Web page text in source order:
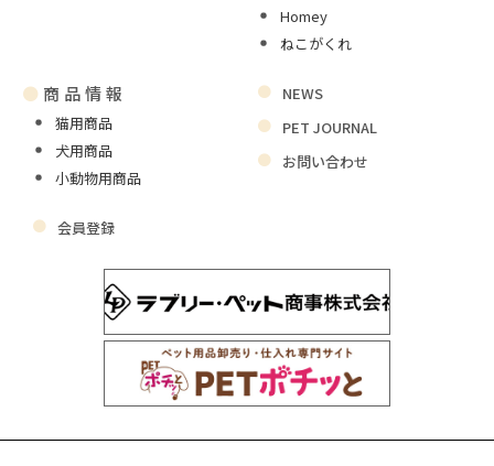
Homey
ねこがくれ
● 商品情報
猫用商品
犬用商品
小動物用商品
NEWS
PET JOURNAL
お問い合わせ
会員登録